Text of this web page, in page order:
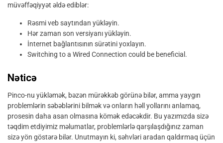
müvəffəqiyyət əldə ediblər:
Rəsmi veb saytından yükləyin.
Hər zaman son versiyanı yükləyin.
İnternet bağlantısının sürətini yoxlayın.
Switching to a Wired Connection could be beneficial.
Nəticə
Pinco-nu yükləmək, bəzən mürəkkəb görünə bilər, amma yaygın
problemlərin səbəblərini bilmək və onların həll yollarını anlamaq,
prosesin daha asan olmasına kömək edəcəkdir. Bu yazımızda sizə
təqdim etdiyimiz məlumatlar, problemlərlə qarşılaşdığınız zaman
sizə yön göstərə bilər. Unutmayın ki, səhvləri aradan qaldırmaq üçün